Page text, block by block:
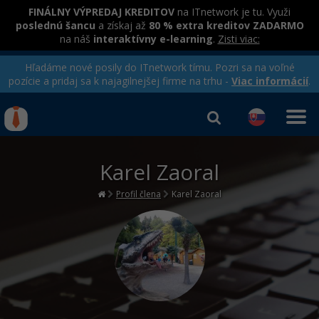
FINÁLNY VÝPREDAJ KREDITOV na ITnetwork je tu. Využi
poslednú šancu a získaj až 80 % extra kreditov ZADARMO
na náš interaktívny e-learning. Zisti viac:
Hľadáme nové posily do ITnetwork tímu. Pozri sa na voľné
pozície a pridaj sa k najagilnejšej firme na trhu - Viac informácií.
Rekvalifikačné kurzy
hradené úradom práce
Kurzy programovania
Ako začať?
C# .NET
Kurzy e-commerce
Testovanie softvéru
Marketing -30%
Kurzy dizajnu
HTML/CSS -80%
Kariéra
Registrovať
Karel Zaoral
Profil člena Karel Zaoral